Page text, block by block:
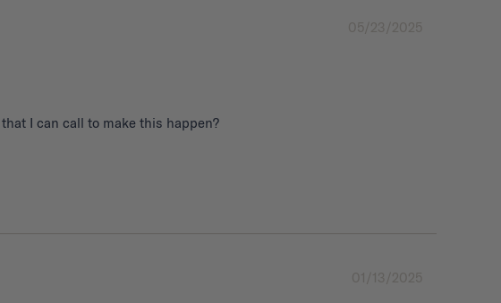
05/23/2025
I can call to make this happen?
01/13/2025